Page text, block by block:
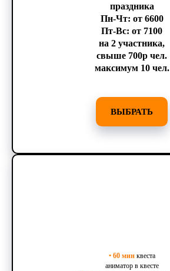
праздника
Пн-Чт: от 6600
Пт-Вс: от 7100
на 2 участника,
свыше 700р чел.
максимум 10 чел.
ВЫБРАТЬ
• 60 минквеста
аниматор в квесте